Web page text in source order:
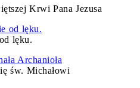
Krwi Pana Jezusa
lęku.
św. Michałowi